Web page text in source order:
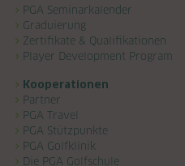
PGA Seminarkalender
Graduierung
Zertifikate & Qualifikationen
Player Development Program
Kooperationen
Partner
PGA Travel
PGA Stützpunkte
PGA Golfklinik
Die PGA Golfschule